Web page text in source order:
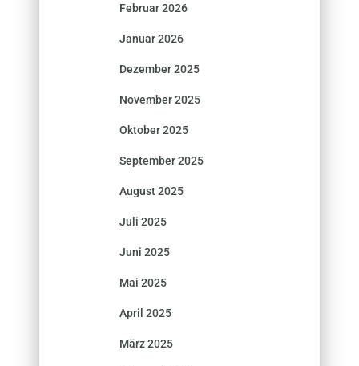
Februar 2026
Januar 2026
Dezember 2025
November 2025
Oktober 2025
September 2025
August 2025
Juli 2025
Juni 2025
Mai 2025
April 2025
März 2025